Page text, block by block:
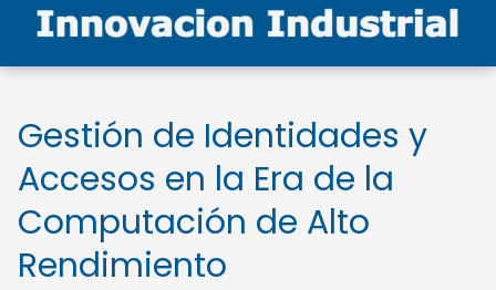
Gestión de Identidades y
Accesos en la Era de la
Computación de Alto
Rendimiento